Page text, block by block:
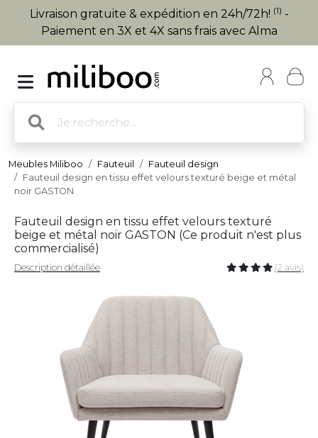
Livraison gratuite & expédition en 24h/72h! (1) -
Paiement en 3X et 4X sans frais avec Alma
Meubles Miliboo Fauteuil
Fauteuil design
Fauteuil design en tissu effet velours texturé beige et métal
noir GASTON
Fauteuil design en tissu effet velours texturé
beige et métal noir GASTON (Ce produit n'est plus
commercialisé)
Description détaillée (2 avis)